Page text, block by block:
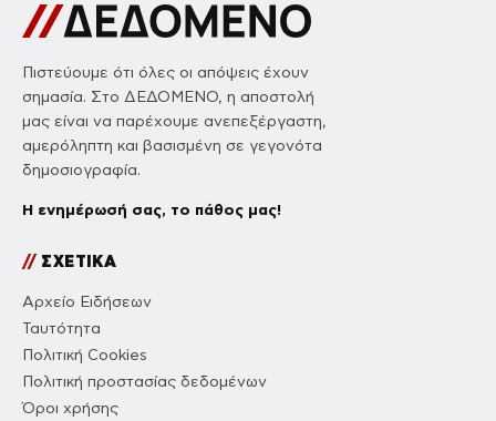
Πιστεύουμε ότι όλες οι απόψεις έχουν
σημασία. Στο ΔΕΔΟΜΕΝΟ, η αποστολή
μας είναι να παρέχουμε ανεπεξέργαστη,
αμερόληπτη και βασισμένη σε γεγονότα
δημοσιογραφία.
Η ενημέρωσή σας, το πάθος μας!
//ΣΧΕΤΙΚΑ
Αρχείο Ειδήσεων
Ταυτότητα
Πολιτική Cookies
Πολιτική προστασίας δεδομένων
Όροι χρήσης